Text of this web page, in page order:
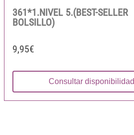
361*1.NIVEL 5.(BEST-SELLER
BOLSILLO)
9,95€
Consultar disponibilidad